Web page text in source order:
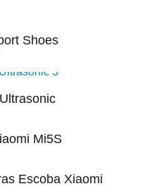
Shoes
Mi5S
Escoba Xiaomi